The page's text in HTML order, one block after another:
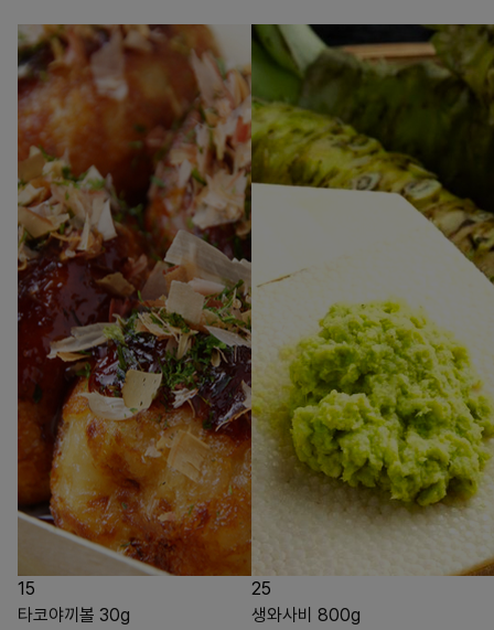
15
타코야끼볼 30g
25
생와사비 800g